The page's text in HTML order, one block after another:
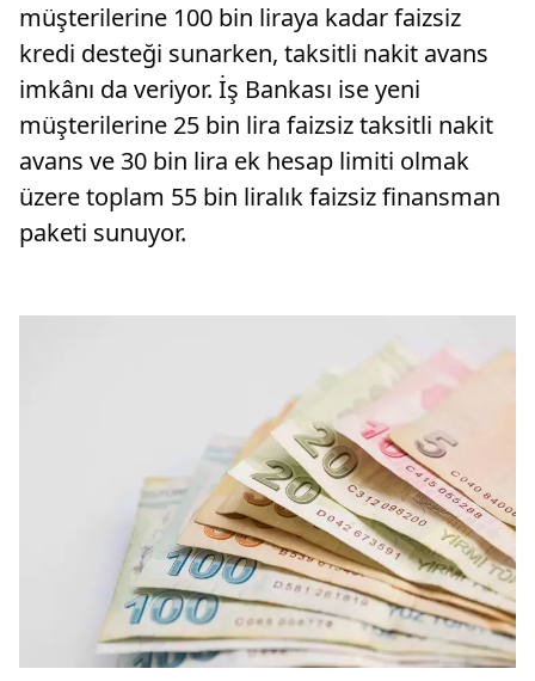
müşterilerine 100 bin liraya kadar faizsiz
kredi desteği sunarken, taksitli nakit avans
imkânı da veriyor. İş Bankası ise yeni
müşterilerine 25 bin lira faizsiz taksitli nakit
avans ve 30 bin lira ek hesap limiti olmak
üzere toplam 55 bin liralık faizsiz finansman
paketi sunuyor.